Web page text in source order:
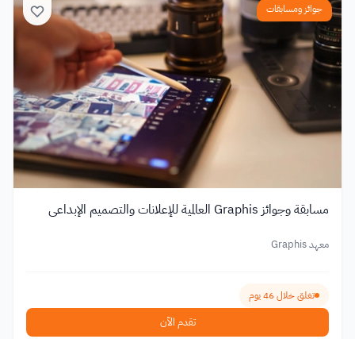
جوائز ومسابقات
مسابقة وجوائز Graphis العالمية للإعلانات والتصميم الإبداعي
معهد Graphis
تغلق خلال 46 يوم
تقدم الآن